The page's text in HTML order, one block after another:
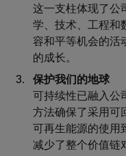
这一支柱体现了公
学、技术、工程和
容和平等机会的活
的成长。
保护我们的地球
可持续性已融入公
方法确保了采用可
可再生能源的使用
减少了整个价值链